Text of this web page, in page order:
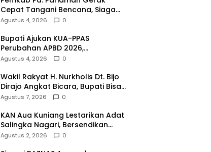
Cepat Tangani Bencana, Siaga
Cuaca Ekstrem
Agustus 4, 2026 0
Bupati Ajukan KUA-PPAS
Perubahan APBD 2026,
Pendapatan Pasbar Naik 15
Agustus 4, 2026 0
Wakil Rakyat H. Nurkholis Dt. Bijo
Dirajo Angkat Bicara, Bupati Bisa
Digugat
Agustus 7, 2026 0
KAN Aua Kuniang Lestarikan Adat
Salingka Nagari, Bersendikan
Kitabullah
Agustus 2, 2026 0